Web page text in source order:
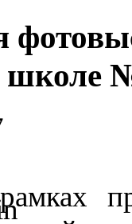
школе